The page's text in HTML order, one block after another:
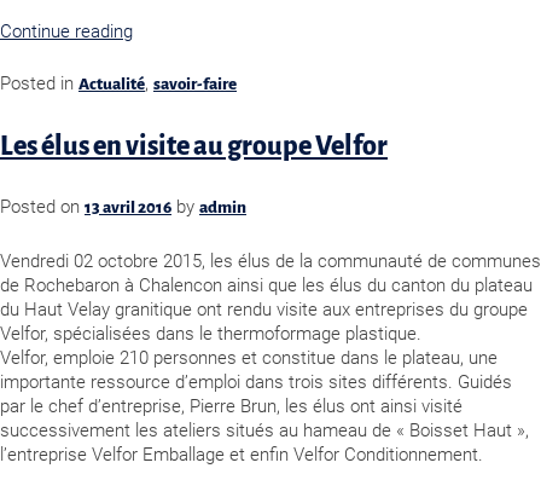
Continue reading
Posted in Actualité, savoir-faire
Les élus en visite au groupe Velfor
Posted on 13 avril 2016 by admin
Vendredi 02 octobre 2015, les élus de la communauté de communes
de Rochebaron à Chalencon ainsi que les élus du canton du plateau
du Haut Velay granitique ont rendu visite aux entreprises du groupe
Velfor, spécialisées dans le thermoformage plastique.
Velfor, emploie 210 personnes et constitue dans le plateau, une
importante ressource d’emploi dans trois sites différents. Guidés
par le chef d’entreprise, Pierre Brun, les élus ont ainsi visité
successivement les ateliers situés au hameau de « Boisset Haut »,
l’entreprise Velfor Emballage et enfin Velfor Conditionnement.